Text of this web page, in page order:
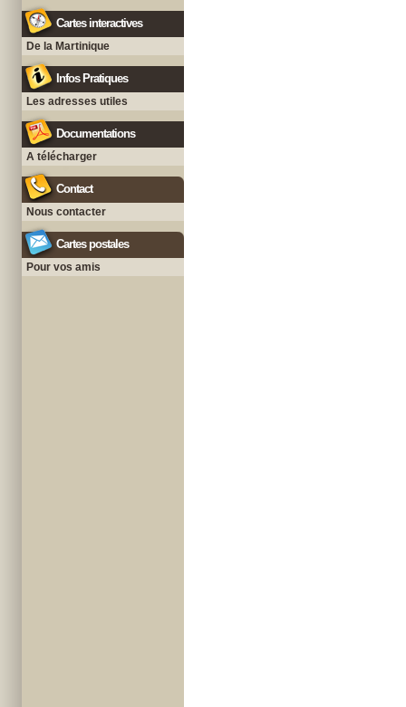
Cartes interactives
De la Martinique
Infos Pratiques
Les adresses utiles
Documentations
A télécharger
Contact
Nous contacter
Cartes postales
Pour vos amis